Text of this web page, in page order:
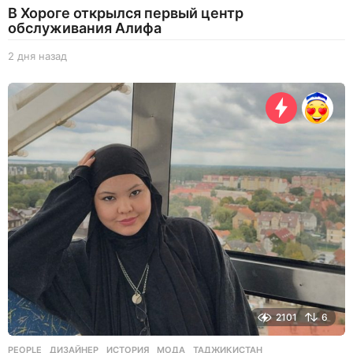
В Хороге открылся первый центр
обслуживания Алифа
2 дня назад
н
я
н
а
а
д
2101 6
PEOPLE ДИЗАЙНЕР ,ИСТОРИЯ ,МОДА ,ТАДЖИКИСТАН